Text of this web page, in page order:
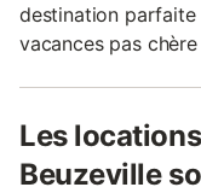
destination
vacances pas chère
Les
Beuzeville